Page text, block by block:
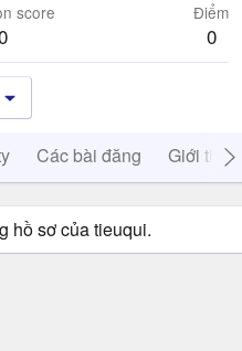
score Điểm
0
Các bài đăng Giới thiệu
hồ sơ của tieuqui.